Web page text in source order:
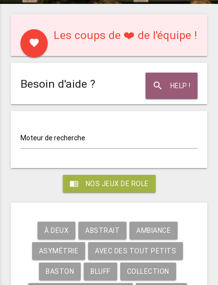
favorite
Les coups de ❤️ de l'équipe !
search HELP !
Besoin d'aide ?
Moteur de recherche
menu_book NOS JEUX DE ROLE
À DEUX ABSTRAIT AMBIANCE
ASYMÉTRIE AVEC DES TOUT PETITS
BASTON BLUFF COLLECTION